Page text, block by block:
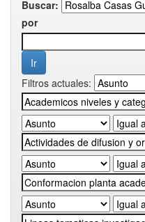
Buscar:
por
Filtros actuales: